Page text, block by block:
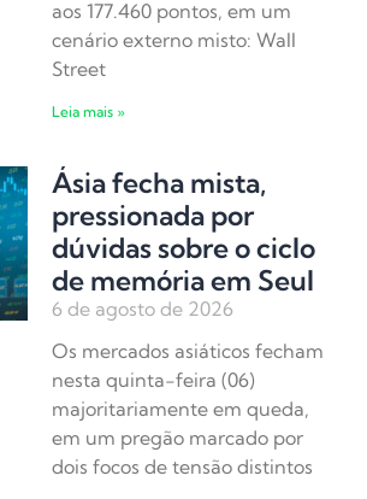
aos 177.460 pontos, em um
cenário externo misto: Wall
Street
Leia mais »
Ásia fecha mista,
pressionada por
dúvidas sobre o ciclo
de memória em Seul
6 de agosto de 2026
Os mercados asiáticos fecham
nesta quinta-feira (06)
majoritariamente em queda,
em um pregão marcado por
dois focos de tensão distintos